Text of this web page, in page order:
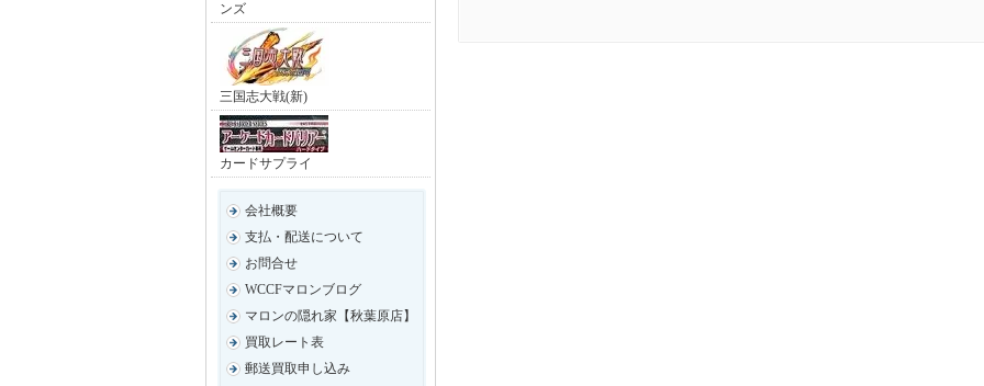
ンズ
三国志大戦(新)
カードサプライ
会社概要
支払・配送について
お問合せ
WCCFマロンブログ
マロンの隠れ家【秋葉原店】
買取レート表
郵送買取申し込み